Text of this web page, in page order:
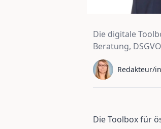
Die digitale
Beratung,
Redakteur/
Die Toolbox für